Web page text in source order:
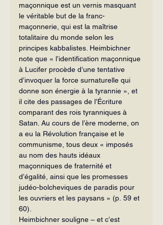
maçonnique est un vernis masquant
le véritable but de la franc-
maçonnerie, qui est la maîtrise
totalitaire du monde selon les
principes kabbalistes. Heimbichner
note que « l’identification maçonnique
à Lucifer procède d’une tentative
d’invoquer la force surnaturelle qui
donne son énergie à la tyrannie », et
il cite des passages de l’Écriture
comparant des rois tyranniques à
Satan. Au cours de l’ère moderne, on
a eu la Révolution française et le
communisme, tous deux « imposés
au nom des hauts idéaux
maçonniques de fraternité et
d’égalité, ainsi que les promesses
judéo-bolcheviques de paradis pour
les ouvriers et les paysans » (p. 59 et
60).
Heimbichner souligne – et c’est